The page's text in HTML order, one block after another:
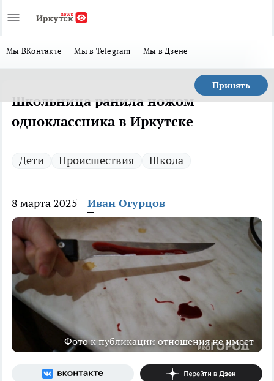
Мы ВКонтакте Мы в Telegram Мы в Дзене
Принять
Школьница ранила ножом
одноклассника в Иркутске
Дети Происшествия Школа
8 марта 2025 Иван Огурцов
Фото к публикации отношения не имеет